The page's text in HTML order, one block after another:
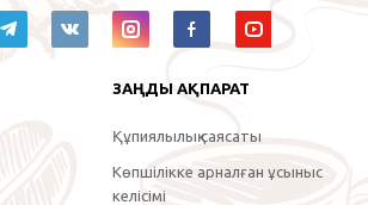
ЗАҢДЫ АҚПАРАТ
Құпиялылық саясаты
Көпшілікке арналған ұсыныс
келісімі